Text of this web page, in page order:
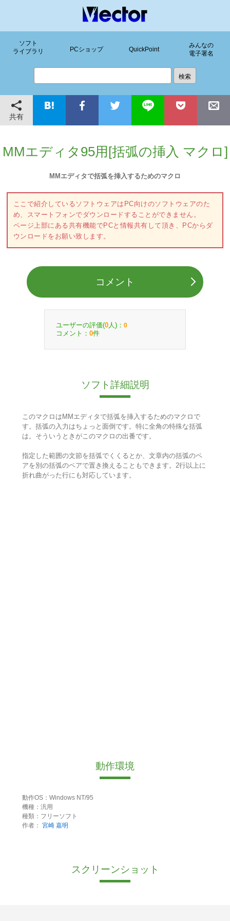
ソフト
ライブラリ
PCショップ QuickPoint
みんなの
電子署名
共有
MMエディタ95用[括弧の挿入 マクロ]
MMエディタで括弧を挿入するためのマクロ
ここで紹介しているソフトウェアはPC向けのソフトウェアのた
め、スマートフォンでダウンロードすることができません。
ページ上部にある共有機能でPCと情報共有して頂き、PCからダ
ウンロードをお願い致します。
コメント
ユーザーの評価(0 人)： 0
コメント： 0件
ソフト詳細説明
このマクロはMMエディタで括弧を挿入するためのマクロで
す。括弧の入力はちょっと面倒です。特に全角の特殊な括弧
は。そういうときがこのマクロの出番です。
指定した範囲の文節を括弧でくくるとか、文章内の括弧のペ
アを別の括弧のペアで置き換えることもできます。2行以上に
折れ曲がった行にも対応しています。
動作環境
動作OS：Windows NT/95
機種：汎用
種類：フリーソフト
作者： 宮崎 嘉明
スクリーンショット